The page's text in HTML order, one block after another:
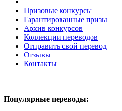
Призовые конкурсы
Гарантированные призы
Архив конкурсов
Коллекции переводов
Отправить свой перевод
Отзывы
Контакты
Популярные переводы: